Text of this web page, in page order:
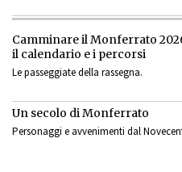
Camminare il Monferrato
il calendario e i percorsi
Le passeggiate della rassegna.
Un secolo di Monferrato
Personaggi e avvenimenti dal